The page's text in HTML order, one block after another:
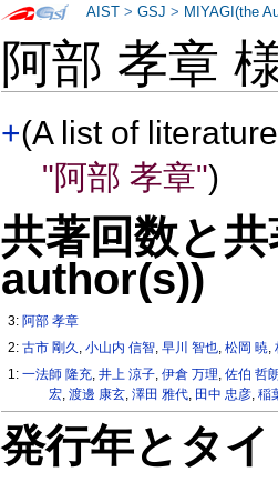
阿部 孝章
+(A list of
"阿部 孝章")
共著回数と
author(s))
3: 阿部 孝章
2:古市 剛久 ,小山内 信智,早川 智也,松岡 暁,
1:一法師 隆充,井上 涼子,伊倉 万理,佐伯 哲
宏, 渡邊 康玄, 澤田 雅代, 田中 忠彦, 稲
発行年とタ
AIST >GSJ > MIYAGI(the